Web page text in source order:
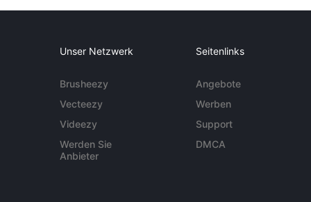
Unser Netzwerk
Brusheezy
Vecteezy
Videezy
Werden Sie
Anbieter
Seitenlinks
Angebote
Werben
Support
DMCA